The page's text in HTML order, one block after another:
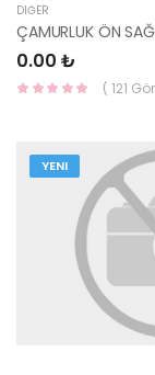
DIĞER
0.00 ₺
( 121
YENI